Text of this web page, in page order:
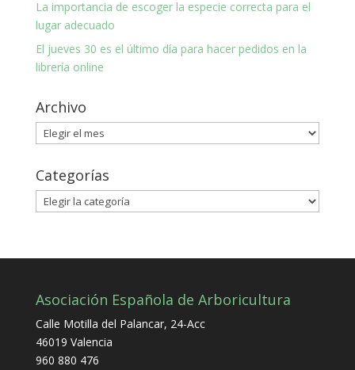
La importancia de escoger la especie correcta para el
lugar adecuado
El jueves 30 es el último día para hacer pedidos en la
librería online
Archivo
Archivo
Categorías
Categorías
Asociación Española de Arboricultura
Calle Motilla del Palancar, 24-Acc
46019 Valencia
960 880 476